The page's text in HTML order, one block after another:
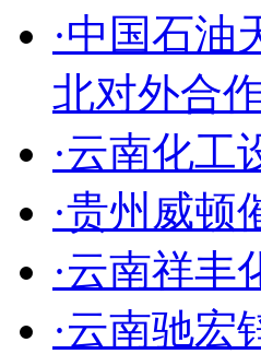
·中国石
北对外合
·云南化工
·贵州威顿
·云南祥丰
·云南驰宏